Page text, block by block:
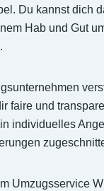
Du kannst dich
Hab und Gut
faire und
individuelles
Umzugsservice